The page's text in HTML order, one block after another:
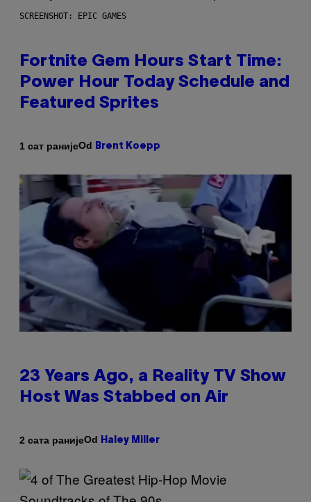
SCREENSHOT: EPIC GAMES
Fortnite Gem Hours Start Time:
Power Hour Today Schedule and
Featured Sprites
1 сат ранијеOd Brent Koepp
23 Years Ago, a Reality TV Show
Host Was Stabbed on Air
2 сата ранијеOd Haley Miller